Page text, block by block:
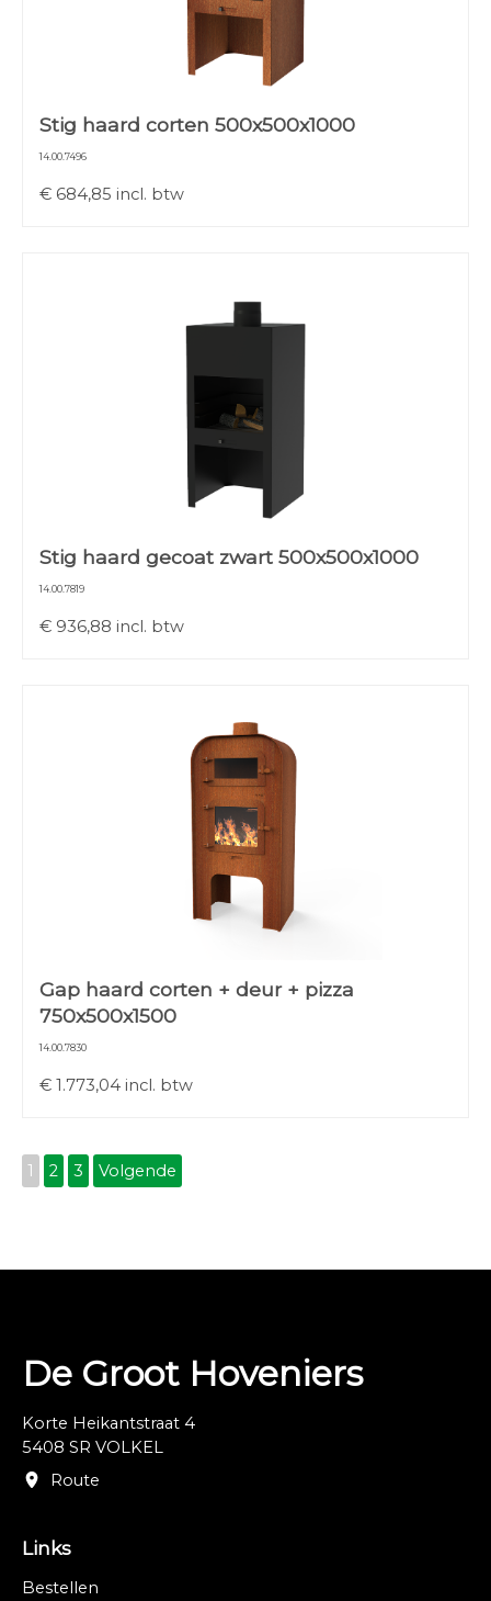
Stig haard corten 500x500x1000
14.00.7496
€ 684,85 incl. btw
Stig haard gecoat zwart 500x500x1000
14.00.7819
€ 936,88 incl. btw
Gap haard corten + deur + pizza
750x500x1500
14.00.7830
€ 1.773,04 incl. btw
1 2 3 Volgende
De Groot Hoveniers
Korte Heikantstraat 4
5408 SR VOLKEL
Route
Links
Bestellen